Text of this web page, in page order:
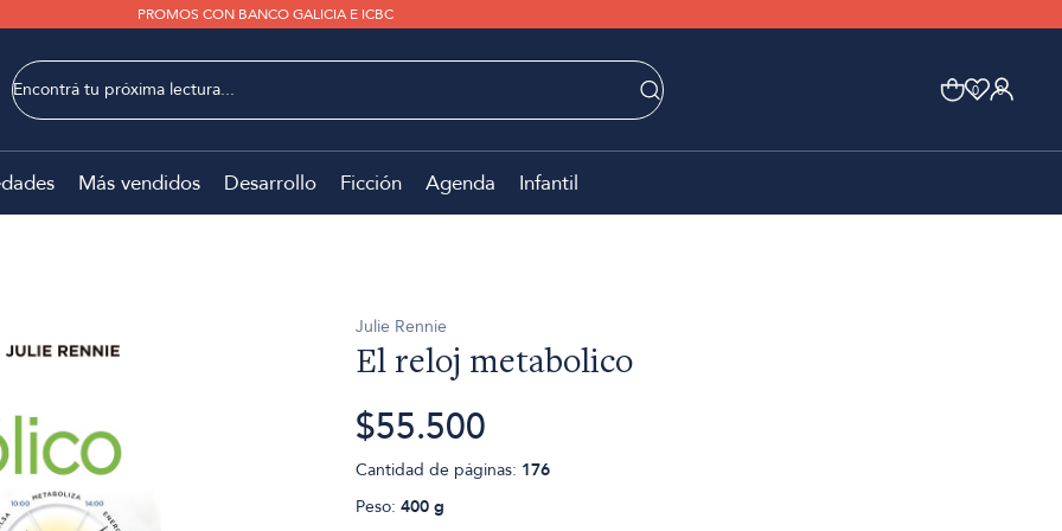
PROMOS CON BANCO GALICIA E ICBC
0 0
Más vendidos Desarrollo Ficción Agenda Infantil
Julie Rennie
El reloj metabolico
$55.500
Cantidad de páginas: 176
Peso: 400 g